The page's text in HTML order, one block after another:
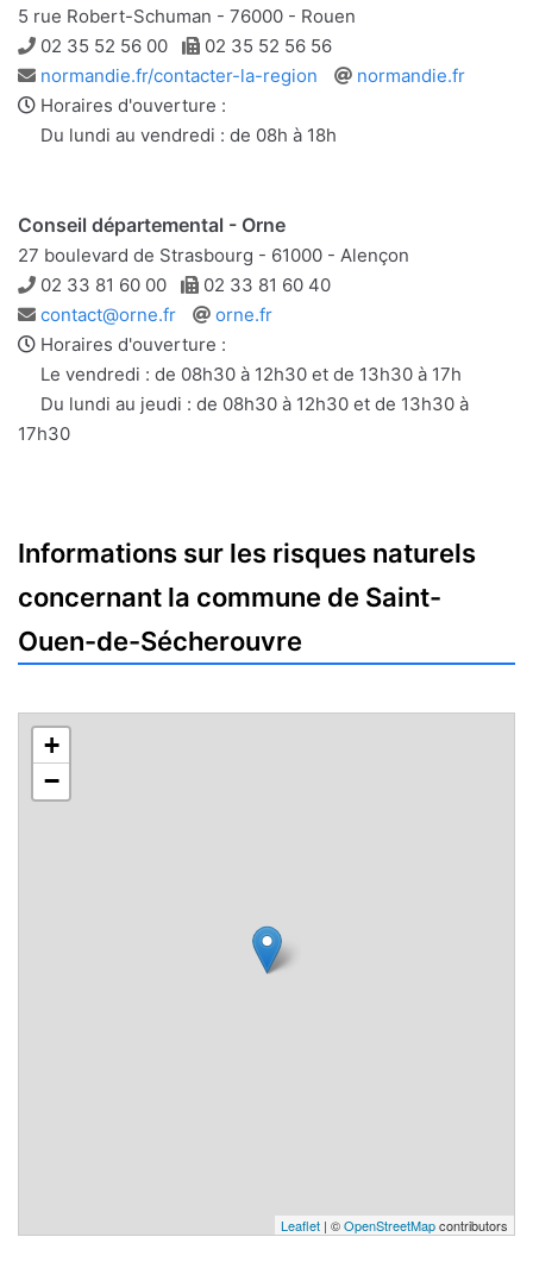
5 rue Robert-Schuman - 76000 - Rouen
Téléphone
02 35 52 56 00 Télécopie
02 35 52 56 56
Adresse
e-
mail
normandie.fr/contacter-la-region
Site
normandie.fr
Horaires d'ouverture :
Du lundi au vendredi : de 08h à 18h
Conseil départemental - Orne
27 boulevard de Strasbourg - 61000 - Alençon
Téléphone
02 33 81 60 00 Télécopie
02 33 81 60 40
Adresse
e-
mail
contact@orne.fr
Site
web
orne.fr
Horaires d'ouverture :
Le vendredi : de 08h30 à 12h30 et de 13h30 à 17h
Du lundi au jeudi : de 08h30 à 12h30 et de 13h30 à
17h30
Informations sur les risques naturels
concernant la commune de Saint-
Ouen-de-Sécherouvre
+
−
Leaflet | ©OpenStreetMapcontributors